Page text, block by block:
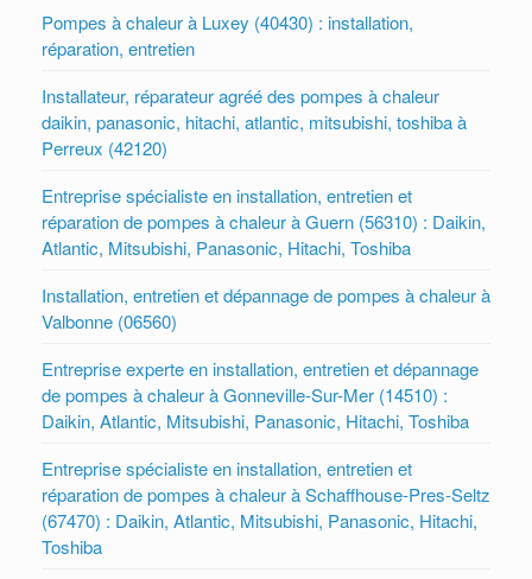
Pompes à chaleur à Luxey (40430) : installation,
réparation, entretien
Installateur, réparateur agréé des pompes à chaleur
daikin, panasonic, hitachi, atlantic, mitsubishi, toshiba à
Perreux (42120)
Entreprise spécialiste en installation, entretien et
réparation de pompes à chaleur à Guern (56310) : Daikin,
Atlantic, Mitsubishi, Panasonic, Hitachi, Toshiba
Installation, entretien et dépannage de pompes à chaleur à
Valbonne (06560)
Entreprise experte en installation, entretien et dépannage
de pompes à chaleur à Gonneville-Sur-Mer (14510) :
Daikin, Atlantic, Mitsubishi, Panasonic, Hitachi, Toshiba
Entreprise spécialiste en installation, entretien et
réparation de pompes à chaleur à Schaffhouse-Pres-Seltz
(67470) : Daikin, Atlantic, Mitsubishi, Panasonic, Hitachi,
Toshiba